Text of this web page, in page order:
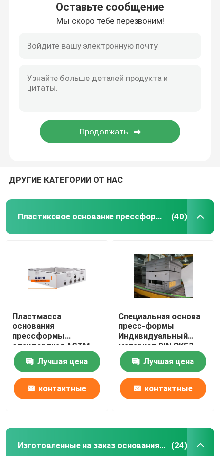
Оставьте сообщение
Мы скоро тебе перезвоним!
ДРУГИЕ КАТЕГОРИИ ОТ НАС
Пластиковое основание прессформы (40)
Пластмасса
основания
прессформы
стандартная ASTM
точности филируя
1050 для
поверхностного
покрытия
Лучшая цена
контактные
Специальная основа
пресс-формы
Индивидуальный
материал DIN CK53
Лучшая цена
контактные
Изготовленные на заказ основания прессформы (24)